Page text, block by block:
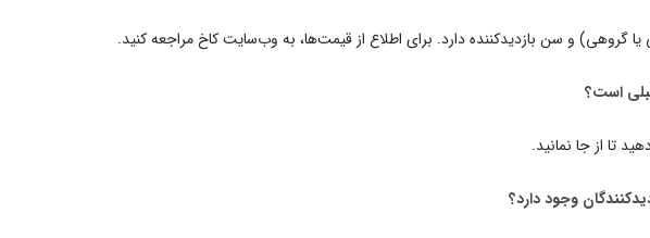
و سن بازدیدکننده دارد. برای اطلاع از قیمت‌ها، به وب‌سایت کاخ مراجعه کنید.
تا از جا نمانید.